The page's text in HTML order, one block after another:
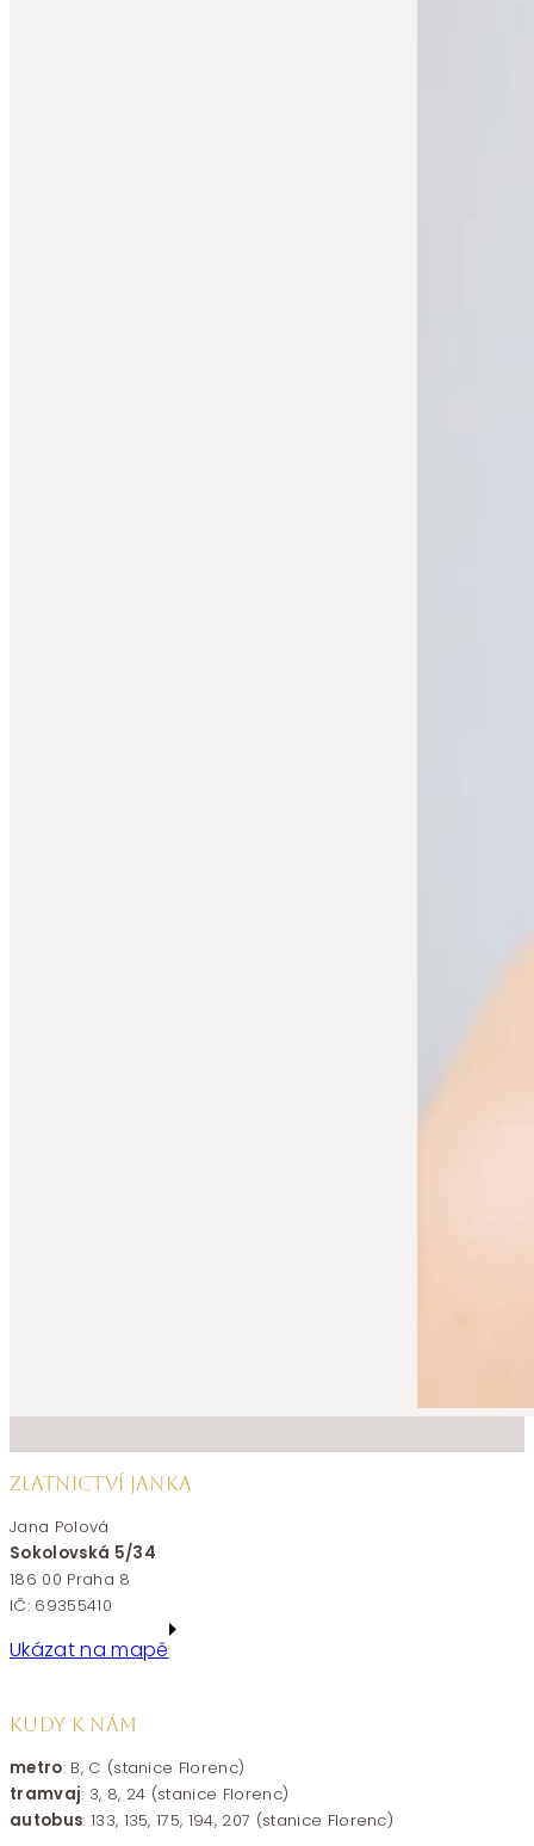
ZLATNICTVÍ JANKA
Jana Polová
Sokolovská 5/34
186 00 Praha 8
IČ: 69355410
Ukázat na mapě
KUDY K NÁM
metro: B, C (stanice Florenc)
tramvaj: 3, 8, 24 (stanice Florenc)
autobus: 133, 135, 175, 194, 207 (stanice Florenc)